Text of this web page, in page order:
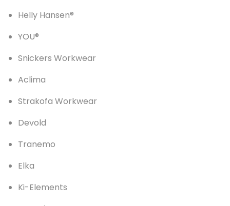
Helly Hansen®
YOU®
Snickers Workwear
Aclima
Strakofa Workwear
Devold
Tranemo
Elka
Ki-Elements